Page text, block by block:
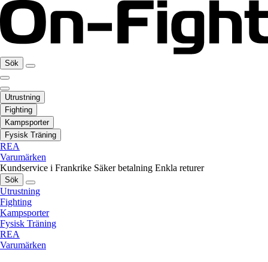
Sök
Utrustning
Fighting
Kampsporter
Fysisk Träning
REA
Varumärken
Kundservice i Frankrike Säker betalning Enkla returer
Sök
Utrustning
Fighting
Kampsporter
Fysisk Träning
REA
Varumärken